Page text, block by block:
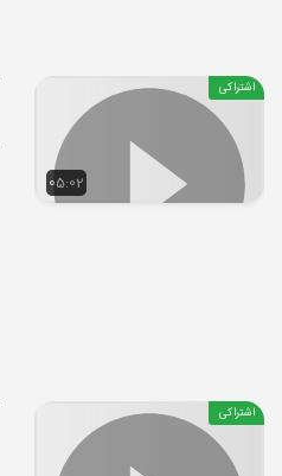
05:02
اشتراکی
اشتراکی